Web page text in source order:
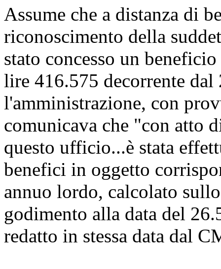
Assume che a distanza di
riconoscimento della
stato concesso un
lire 416.575 decorrente
l'amministrazione, con
comunicava che "con atto
questo ufficio...è stata
benefici in oggetto
annuo lordo, calcolato
godimento alla data del
redatto in stessa data dal